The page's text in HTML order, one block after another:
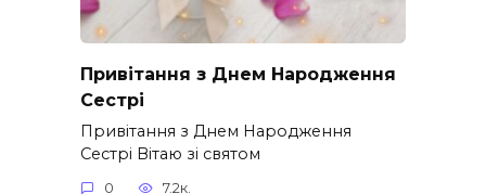
Привітання з Днем Народження
Сестрі
Привітання з Днем Народження
Сестрі Вітаю зі святом
0 7.2к.